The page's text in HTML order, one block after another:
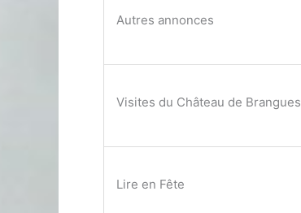
Autres annonces
Visites du Château de Brangues
Lire en Fête